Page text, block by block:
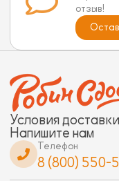
отзыв!
Условия доставки
Напишите нам
Телефон
8 (800) 550-